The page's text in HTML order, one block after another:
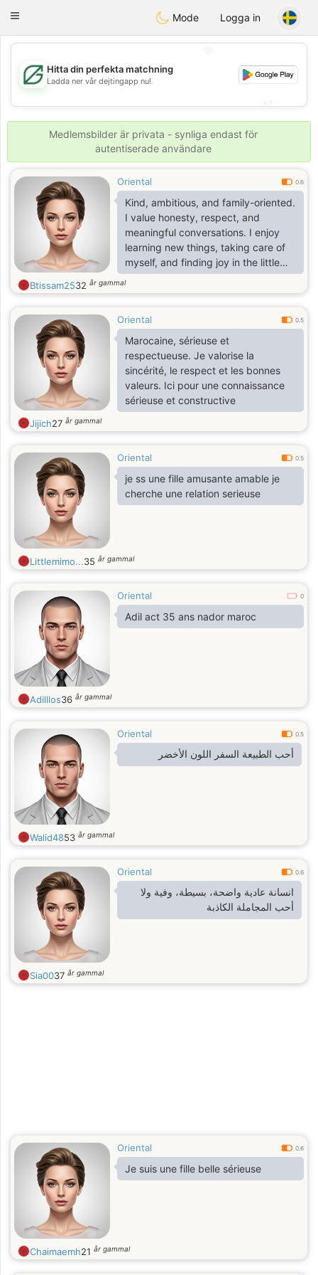
GulfDating
Toggle
Mode Logga in
💖
💕
Hitta din perfekta matchning
Ladda ner vår dejtingapp nu!
Medlemsbilder är privata - synliga endast för
autentiserade användare
Oriental 0.6
Kind, ambitious, and family-oriented.
I value honesty, respect, and
meaningful conversations. I enjoy
learning new things, taking care of
myself, and finding joy in the little
moments. I’m here hoping to meet
someone genuine with serious
match, build something lasting
together.
Btissam2532 år gammal
Oriental 0.5
Marocaine, sérieuse et
respectueuse. Je valorise la
sincérité, le respect et les bonnes
valeurs. Ici pour une connaissance
sérieuse et constructive
Jijich27 år gammal
Oriental 0.5
je ss une fille amusante amable je
cherche une relation serieuse
Littlemimo...35 år gammal
Oriental 0
Adil act 35 ans nador maroc
Adilllos36 år gammal
Oriental 0.5
أحب الطبيعة السفر اللون الأخضر
Walid4853 år gammal
Oriental 0.6
انسانة عادية واضحة، بسيطة، وفية ولا
أحب المجاملة الكاذبة
Sia0037 år gammal
Oriental 0.6
Je suis une fille belle sérieuse
Chaimaemh21 år gammal